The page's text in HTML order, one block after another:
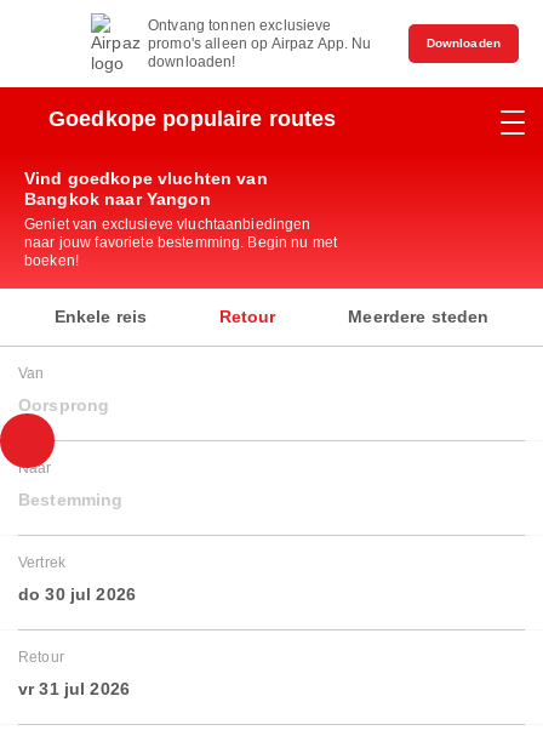
Ontvang tonnen exclusieve
promo's alleen op Airpaz App. Nu
downloaden!
Downloaden
Goedkope populaire routes
Vind goedkope vluchten van
Bangkok naar Yangon
Geniet van exclusieve vluchtaanbiedingen
naar jouw favoriete bestemming. Begin nu met
boeken!
Enkele reis Retour Meerdere steden
Van
Oorsprong
Naar
Bestemming
Vertrek
do 30 jul 2026
Retour
vr 31 jul 2026